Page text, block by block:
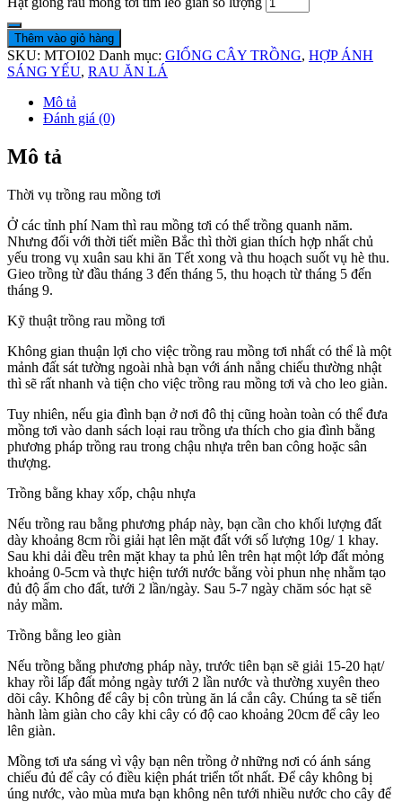
Thêm vào giỏ hàng
SKU: MTOI02 Danh mục: GIỐNG CÂY TRỒNG, HỢP ÁNH
SÁNG YẾU, RAU ĂN LÁ
Mô tả
Đánh giá (0)
Mô tả
Thời vụ trồng rau mồng tơi
Ở các tỉnh phí Nam thì rau mồng tơi có thể trồng quanh năm.
Nhưng đối với thời tiết miền Bắc thì thời gian thích hợp nhất chủ
yếu trong vụ xuân sau khi ăn Tết xong và thu hoạch suốt vụ hè thu.
Gieo trồng từ đầu tháng 3 đến tháng 5, thu hoạch từ tháng 5 đến
tháng 9.
Kỹ thuật trồng rau mồng tơi
Không gian thuận lợi cho việc trồng rau mồng tơi nhất có thể là một
mảnh đất sát tường ngoài nhà bạn với ánh nắng chiếu thường nhật
thì sẽ rất nhanh và tiện cho việc trồng rau mồng tơi và cho leo giàn.
Tuy nhiên, nếu gia đình bạn ở nơi đô thị cũng hoàn toàn có thể đưa
mồng tơi vào danh sách loại rau trồng ưa thích cho gia đình bằng
phương pháp trồng rau trong chậu nhựa trên ban công hoặc sân
thượng.
Trồng bằng khay xốp, chậu nhựa
Nếu trồng rau bằng phương pháp này, bạn cần cho khối lượng đất
dày khoảng 8cm rồi giải hạt lên mặt đất với số lượng 10g/ 1 khay.
Sau khi dải đều trên mặt khay ta phủ lên trên hạt một lớp đất mỏng
khoảng 0-5cm và thực hiện tưới nước bằng vòi phun nhẹ nhằm tạo
đủ độ ẩm cho đất, tưới 2 lần/ngày. Sau 5-7 ngày chăm sóc hạt sẽ
nảy mầm.
Trồng bằng leo giàn
Nếu trồng bằng phương pháp này, trước tiên bạn sẽ giải 15-20 hạt/
khay rồi lấp đất mỏng ngày tưới 2 lần nước và thường xuyên theo
dõi cây. Không để cây bị côn trùng ăn lá cắn cây. Chúng ta sẽ tiến
hành làm giàn cho cây khi cây có độ cao khoảng 20cm để cây leo
lên giàn.
Mồng tơi ưa sáng vì vậy bạn nên trồng ở những nơi có ánh sáng
chiếu đủ để cây có điều kiện phát triển tốt nhất. Để cây không bị
úng nước, vào mùa mưa bạn không nên tưới nhiều nước cho cây để